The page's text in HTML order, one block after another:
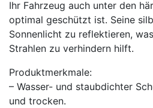
Ihr Fahrzeug auch unter den
optimal geschützt ist. Seine
Sonnenlicht zu reflektieren,
Strahlen zu verhindern hilft.
Produktmerkmale:
– Wasser- und staubdichter
und trocken.